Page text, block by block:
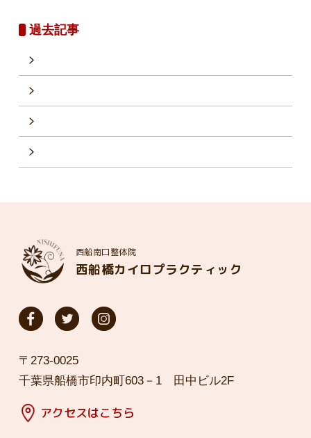
過去記事
西船南口整体院
西船橋カイロプラクティック
〒273-0025
千葉県船橋市印内町603－1 田中ビル2F
アクセスはこちら